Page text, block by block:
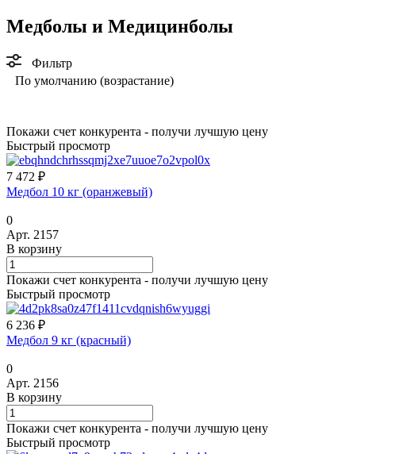
Медболы и Медицинболы
Фильтр
По умолчанию (возрастание)
Покажи счет конкурента - получи лучшую цену
Быстрый просмотр
7 472 ₽
Медбол 10 кг (оранжевый)
0
Арт. 2157
В корзину
Покажи счет конкурента - получи лучшую цену
Быстрый просмотр
6 236 ₽
Медбол 9 кг (красный)
0
Арт. 2156
В корзину
Покажи счет конкурента - получи лучшую цену
Быстрый просмотр